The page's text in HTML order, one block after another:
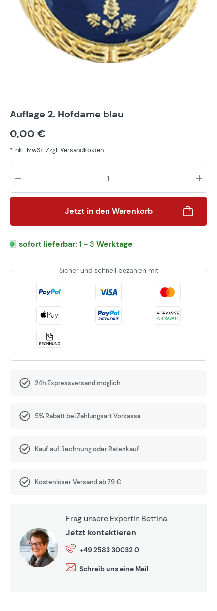
Auflage 2. Hofdame blau
0,00 €
* inkl. MwSt. Zzgl. Versandkosten
Jetzt in den Warenkorb
sofort lieferbar: 1 - 3 Werktage
Sicher und schnell bezahlen mit
24h Expressversand möglich
5% Rabatt bei Zahlungsart Vorkasse
Kauf auf Rechnung oder Ratenkauf
Kostenloser Versand ab 79 €
Frag unsere Expertin Bettina
Jetzt kontaktieren
+49 2583 30032 0
Schreib uns eine Mail